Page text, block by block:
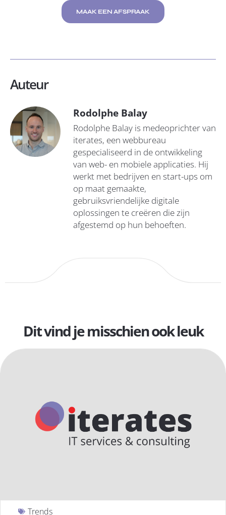
MAAK EEN AFSPRAAK
Auteur
Rodolphe Balay
Rodolphe Balay is medeoprichter van
iterates, een webbureau
gespecialiseerd in de ontwikkeling
van web- en mobiele applicaties. Hij
werkt met bedrijven en start-ups om
op maat gemaakte,
gebruiksvriendelijke digitale
oplossingen te creëren die zijn
afgestemd op hun behoeften.
Dit vind je misschien ook leuk
Trends